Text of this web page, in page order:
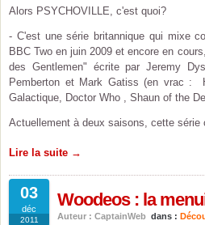
Alors PSYCHOVILLE, c'est quoi?
- C'est une série britannique qui mixe
BBC Two en juin 2009 et encore en
des Gentlemen" écrite par Jeremy
Pemberton et Mark Gatiss (en vrac :
Galactique, Doctor Who , Shaun of the
Actuellement à deux saisons, cette série
Lire la suite →
03
déc
2011
Woodeos : la
Auteur : CaptainWeb dans :